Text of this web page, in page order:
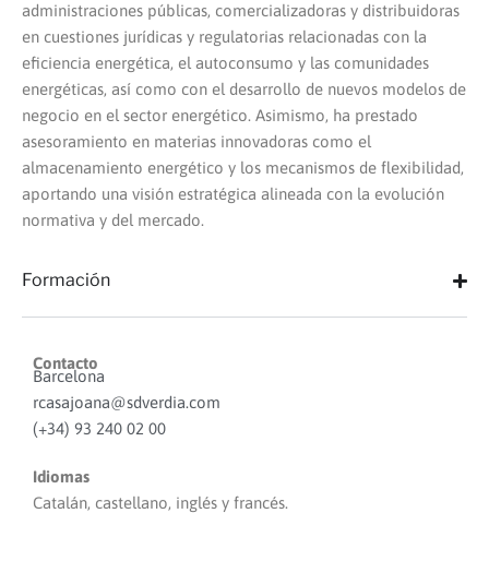
administraciones públicas, comercializadoras y distribuidoras
en cuestiones jurídicas y regulatorias relacionadas con la
eficiencia energética, el autoconsumo y las comunidades
energéticas, así como con el desarrollo de nuevos modelos de
negocio en el sector energético. Asimismo, ha prestado
asesoramiento en materias innovadoras como el
almacenamiento energético y los mecanismos de flexibilidad,
aportando una visión estratégica alineada con la evolución
normativa y del mercado.
Formación
Contacto
Barcelona
rcasajoana@sdverdia.com
(+34) 93 240 02 00
Idiomas
Catalán, castellano, inglés y francés.